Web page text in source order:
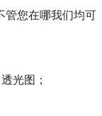
您在哪我们均可
光图；